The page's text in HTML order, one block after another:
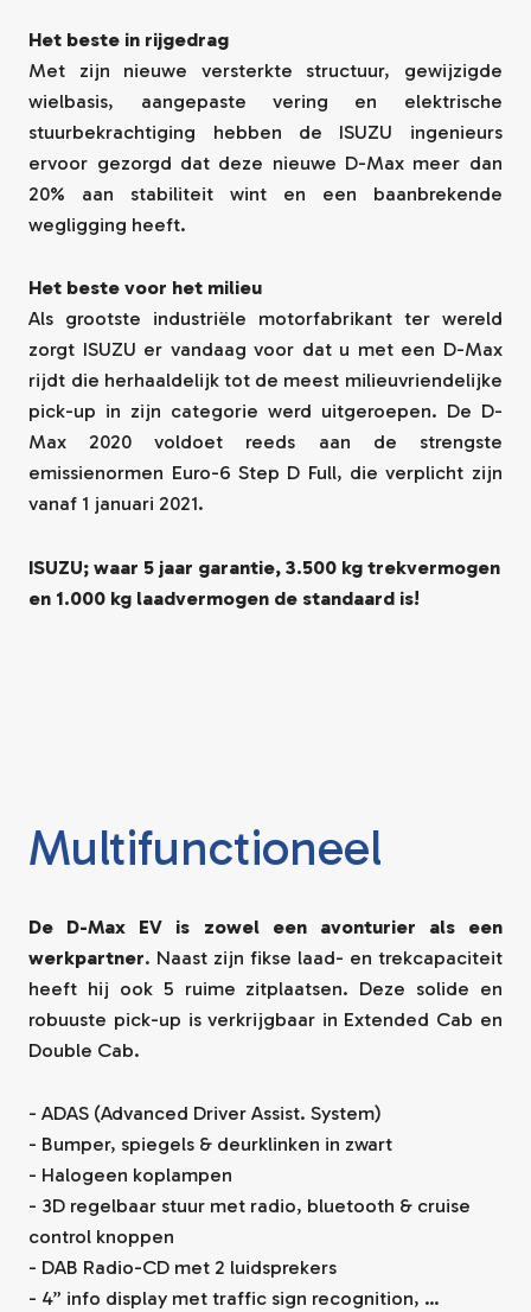
Het beste in rijgedrag
Met zijn nieuwe versterkte structuur, gewijzigde
wielbasis, aangepaste vering en elektrische
stuurbekrachtiging hebben de ISUZU ingenieurs
ervoor gezorgd dat deze nieuwe D-Max meer dan
20% aan stabiliteit wint en een baanbrekende
wegligging heeft.
Het beste voor het milieu
Als grootste industriële motorfabrikant ter wereld
zorgt ISUZU er vandaag voor dat u met een D-Max
rijdt die herhaaldelijk tot de meest milieuvriendelijke
pick-up in zijn categorie werd uitgeroepen. De D-
Max 2020 voldoet reeds aan de strengste
emissienormen Euro-6 Step D Full, die verplicht zijn
vanaf 1 januari 2021.
ISUZU; waar 5 jaar garantie, 3.500 kg trekvermogen
en 1.000 kg laadvermogen de standaard is!
Multifunctioneel
De D-Max EV is zowel een avonturier als een
werkpartner. Naast zijn fikse laad- en trekcapaciteit
heeft hij ook 5 ruime zitplaatsen. Deze solide en
robuuste pick-up is verkrijgbaar in Extended Cab en
Double Cab.
- ADAS (Advanced Driver Assist. System)
- Bumper, spiegels & deurklinken in zwart
- Halogeen koplampen
- 3D regelbaar stuur met radio, bluetooth & cruise
control knoppen
- DAB Radio-CD met 2 luidsprekers
- 4” info display met traffic sign recognition, …